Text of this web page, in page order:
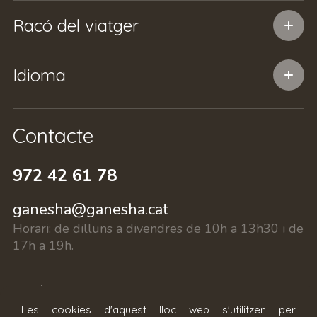
Racó del viatger
Idioma
Contacte
972 42 61 78
ganesha@ganesha.cat
Horari: de dilluns a divendres de 10h a 13h30 i de
17h a 19h.
c/ Fontanilles 15, 17002 Girona
Les cookies d'aquest lloc web s'utilitzen per